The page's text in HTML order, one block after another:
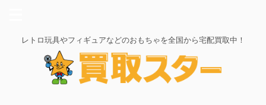
レトロ玩具やフィギュアなどのおもちゃを全国から宅配買取中！